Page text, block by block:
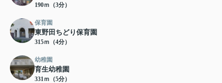
190ｍ（3分）
保育園
東野田ちどり保育園
315ｍ（4分）
幼稚園
育生幼稚園
331ｍ（5分）